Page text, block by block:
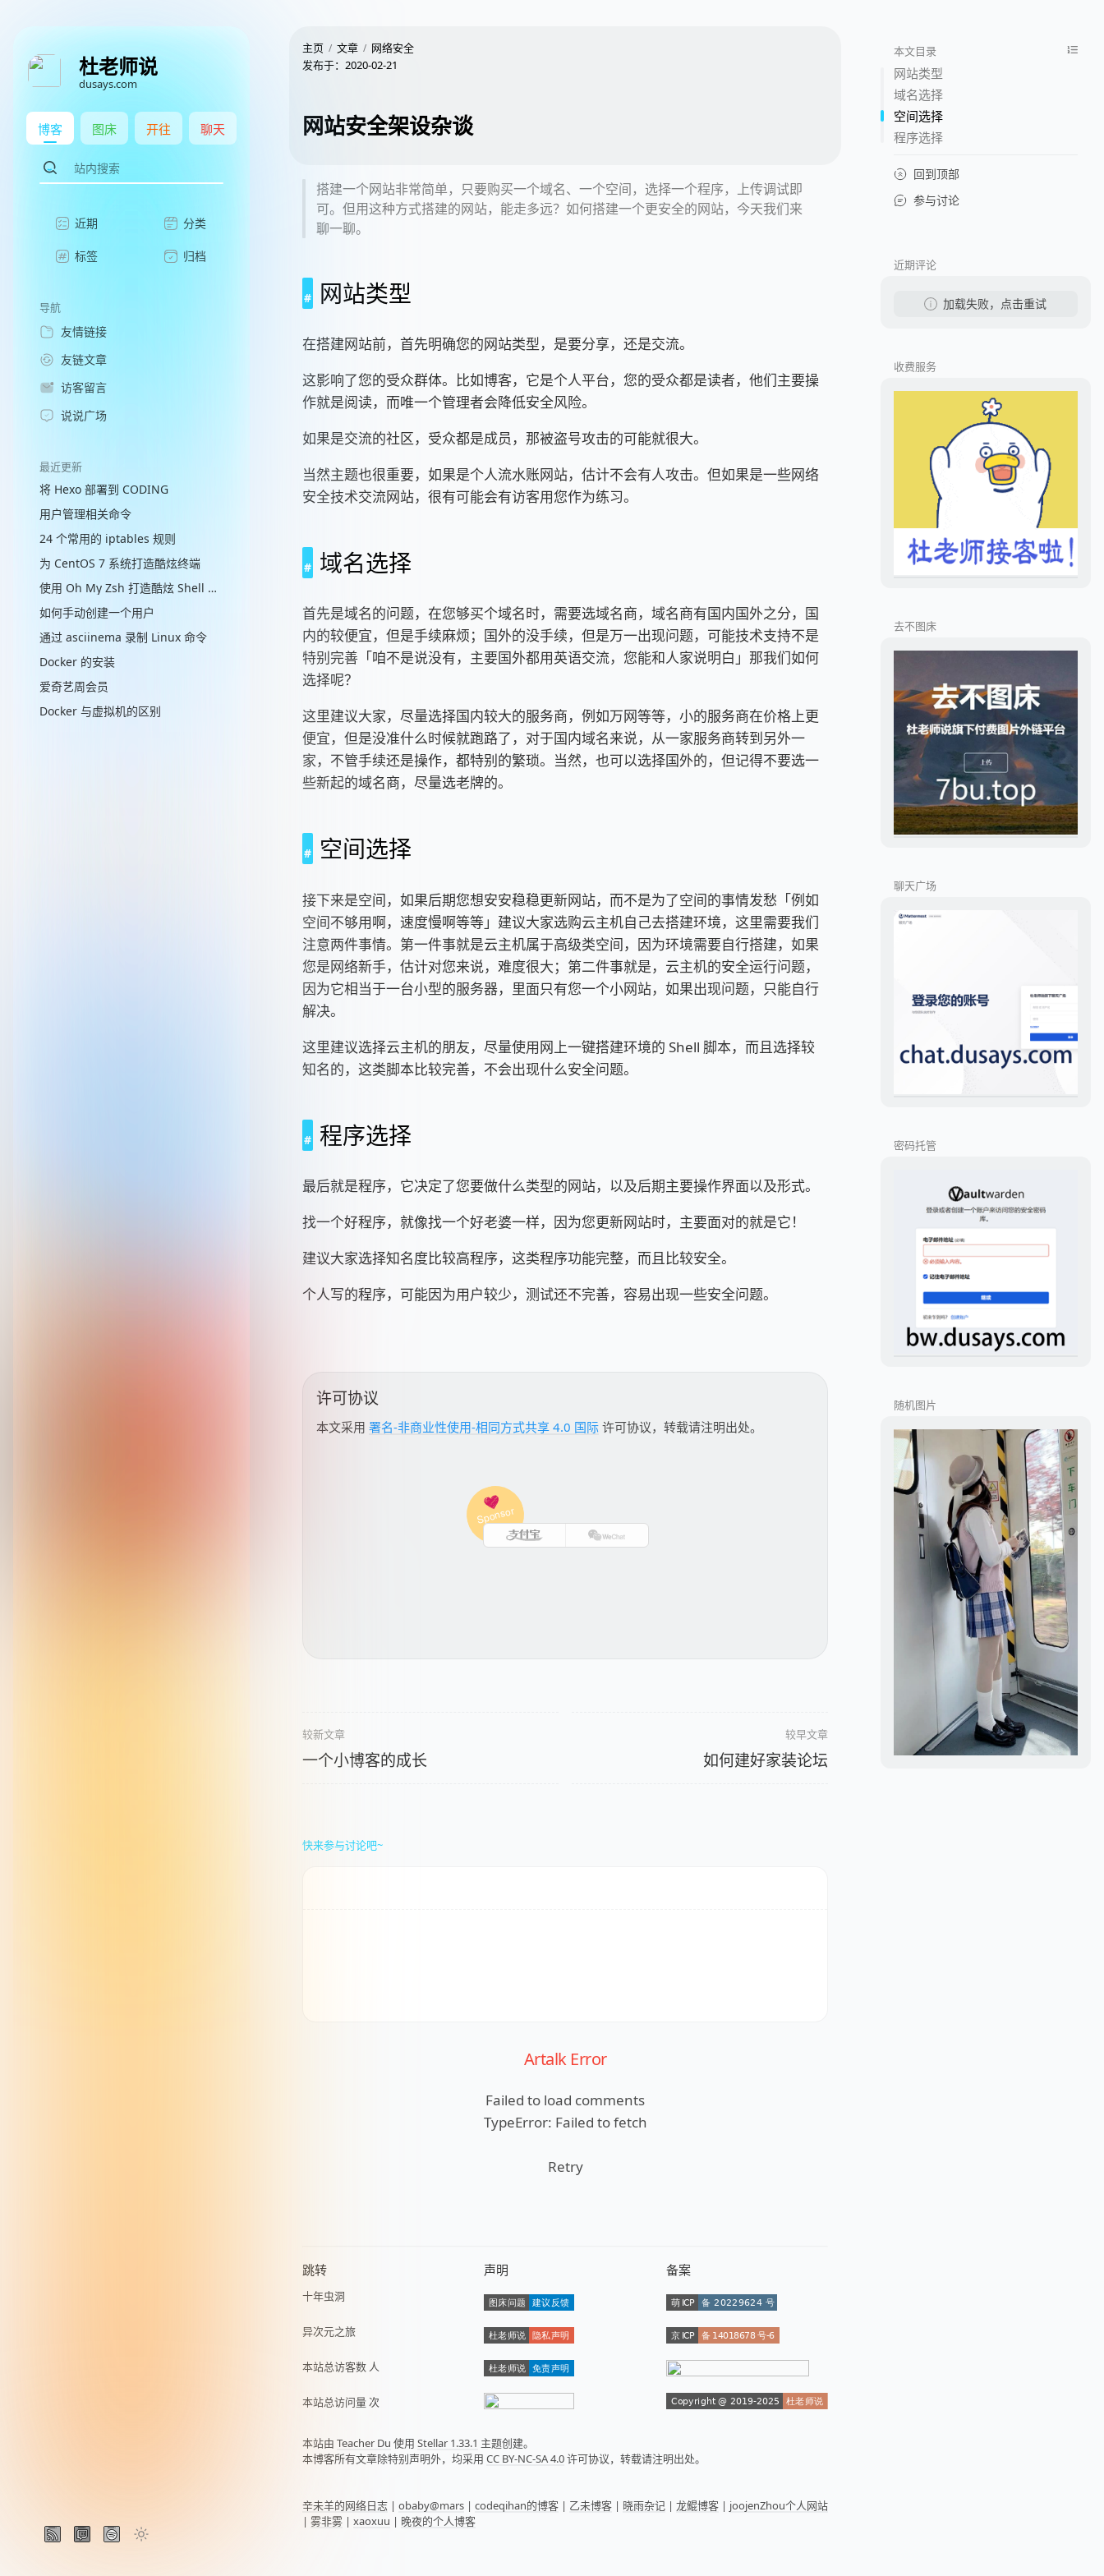
杜老师说
dusays.com
博客 图床 开往 聊天
近期 分类
标签 归档
导航
友情链接
友链文章
访客留言
说说广场
最近更新
将 Hexo 部署到 CODING
用户管理相关命令
24 个常用的 iptables 规则
为 CentOS 7 系统打造酷炫终端
使用 Oh My Zsh 打造酷炫 Shell 终端
如何手动创建一个用户
通过 asciinema 录制 Linux 命令
Docker 的安装
爱奇艺周会员
Docker 与虚拟机的区别
主页 文章
网络安全
发布于： 2020-02-21
网站安全架设杂谈
搭建一个网站非常简单，只要购买一个域名、一个空间，选择一个程序，上传调试即
可。但用这种方式搭建的网站，能走多远？如何搭建一个更安全的网站，今天我们来
聊一聊。
网站类型
在搭建网站前，首先明确您的网站类型，是要分享，还是交流。
这影响了您的受众群体。比如博客，它是个人平台，您的受众都是读者，他们主要操
作就是阅读，而唯一个管理者会降低安全风险。
如果是交流的社区，受众都是成员，那被盗号攻击的可能就很大。
当然主题也很重要，如果是个人流水账网站，估计不会有人攻击。但如果是一些网络
安全技术交流网站，很有可能会有访客用您作为练习。
域名选择
首先是域名的问题，在您够买个域名时，需要选域名商，域名商有国内国外之分，国
内的较便宜，但是手续麻烦；国外的没手续，但是万一出现问题，可能技术支持不是
特别完善「咱不是说没有，主要国外都用英语交流，您能和人家说明白」那我们如何
选择呢？
这里建议大家，尽量选择国内较大的服务商，例如万网等等，小的服务商在价格上更
便宜，但是没准什么时候就跑路了，对于国内域名来说，从一家服务商转到另外一
家，不管手续还是操作，都特别的繁琐。当然，也可以选择国外的，但记得不要选一
些新起的域名商，尽量选老牌的。
空间选择
接下来是空间，如果后期您想安安稳稳更新网站，而不是为了空间的事情发愁「例如
空间不够用啊，速度慢啊等等」建议大家选购云主机自己去搭建环境，这里需要我们
注意两件事情。第一件事就是云主机属于高级类空间，因为环境需要自行搭建，如果
您是网络新手，估计对您来说，难度很大；第二件事就是，云主机的安全运行问题，
因为它相当于一台小型的服务器，里面只有您一个小网站，如果出现问题，只能自行
解决。
这里建议选择云主机的朋友，尽量使用网上一键搭建环境的 Shell 脚本，而且选择较
知名的，这类脚本比较完善，不会出现什么安全问题。
程序选择
最后就是程序，它决定了您要做什么类型的网站，以及后期主要操作界面以及形式。
找一个好程序，就像找一个好老婆一样，因为您更新网站时，主要面对的就是它！
建议大家选择知名度比较高程序，这类程序功能完整，而且比较安全。
个人写的程序，可能因为用户较少，测试还不完善，容易出现一些安全问题。
许可协议
本文采用 署名-非商业性使用-相同方式共享 4.0 国际 许可协议，转载请注明出处。
较新文章
一个小博客的成长
较早文章
如何建好家装论坛
快来参与讨论吧~
Artalk Error
Failed to load comments
TypeError: Failed to fetch
Retry
跳转
十年虫洞
异次元之旅
本站总访客数 人
本站总访问量次
声明 备案
本站由 Teacher Du 使用 Stellar 1.33.1 主题创建。
本博客所有文章除特别声明外，均采用 CC BY-NC-SA 4.0许可协议，转载请注明出处。
辛未羊的网络日志 | obaby@mars | codeqihan的博客 | 乙未博客 | 晓雨杂记 | 龙鲲博客 | joojenZhou个人网站
| 雾非雾 | xaoxuu | 晚夜的个人博客
本文目录
网站类型
域名选择
空间选择
程序选择
回到顶部
参与讨论
近期评论
加载失败，点击重试
收费服务
去不图床
聊天广场
密码托管
随机图片